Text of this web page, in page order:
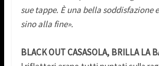
sue tappe. È una bella soddisfazione
sino alla fine».
BLACK OUT CASASOLA, BRILLA LA